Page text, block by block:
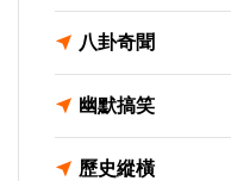
八卦奇聞
幽默搞笑
歷史縱橫